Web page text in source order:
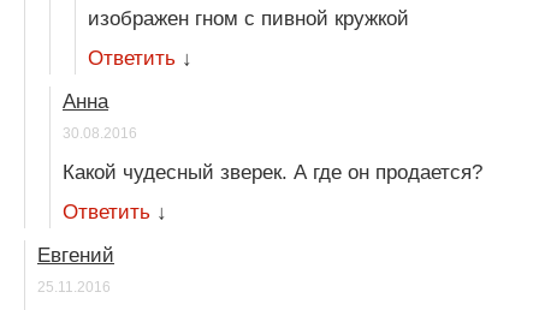
изображен гном с пивной кружкой
Ответить ↓
Анна
30.08.2016
Какой чудесный зверек. А где он продается?
Ответить ↓
Евгений
25.11.2016